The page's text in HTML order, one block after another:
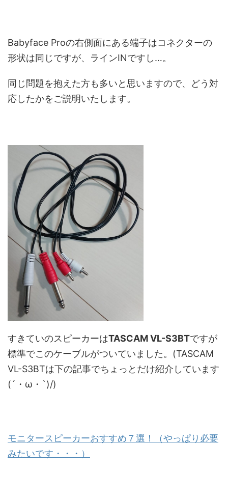
Babyface Proの右側面にある端子はコネクターの
形状は同じですが、ラインINですし…。
同じ問題を抱えた方も多いと思いますので、どう対
応したかをご説明いたします。
すきていのスピーカーはTASCAM VL-S3BTですが
標準でこのケーブルがついていました。(TASCAM
VL-S3BTは下の記事でちょっとだけ紹介しています
(´・ω・`)/)
モニタースピーカーおすすめ７選！（やっぱり必要
みたいです・・・）